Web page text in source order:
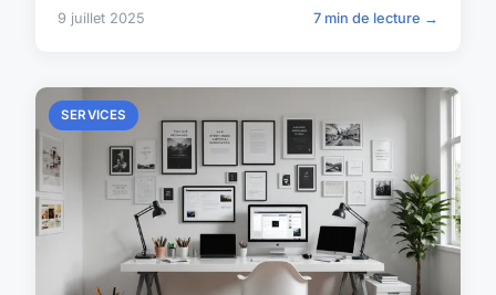
9 juillet 2025 7 min de lecture →
SERVICES